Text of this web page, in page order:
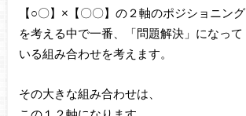
【○〇】×【〇〇】の２軸のポジショニング
を考える中で一番、「問題解決」になって
いる組み合わせを考えます。
その大きな組み合わせは、